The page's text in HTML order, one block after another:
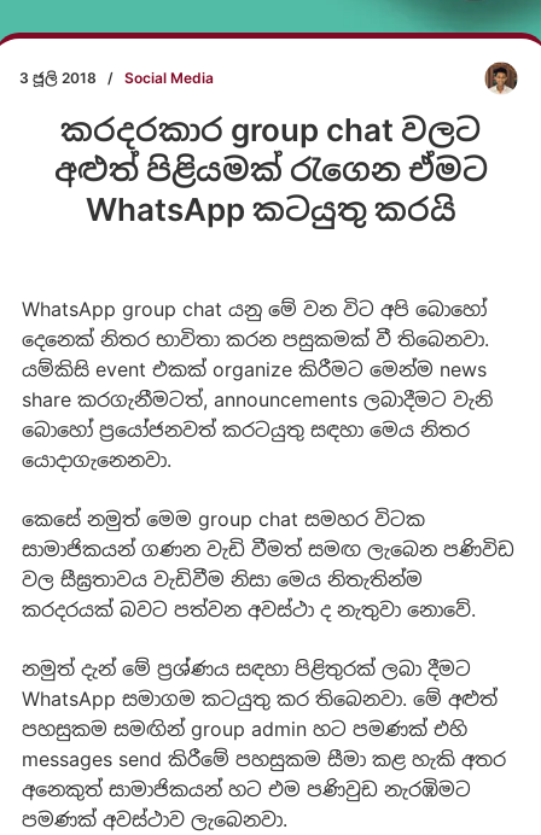
3 ජූලි 2018 / Social Media
කරදරකාර group chat වලට
අළුත් පිළියමක් රැගෙන ඒමට
WhatsApp කටයුතු කරයි
WhatsApp group chat යනු මේ වන විට අපි බොහෝ
දෙනෙක් නිතර භාවිතා කරන පසුකමක් වී තිබෙනවා.
යම්කිසි event එකක් organize කිරීමට මෙන්ම news
share කරගැනීමටත්, announcements ලබාදීමට වැනි
බොහෝ ප්‍රයෝජනවත් කරටයුතු සඳහා මෙය නිතර
යොදාගැනෙනවා.
කෙසේ නමුත් මෙම group chat සමහර විටක
සාමාජිකයන් ගණන වැඩි වීමත් සමඟ ලැබෙන පණිවිඩ
වල සීඝ්‍රතාවය වැඩිවීම නිසා මෙය නිතැතින්ම
කරදරයක් බවට පත්වන අවස්ථා ද නැතුවා නොවේ.
නමුත් දැන් මේ ප්‍රශ්ණය සඳහා පිළිතුරක් ලබා දීමට
WhatsApp සමාගම කටයුතු කර තිබෙනවා. මේ අළුත්
පහසුකම සමඟින් group admin හට පමණක් එහි
messages send කිරීමේ පහසුකම සීමා කළ හැකි අතර
අනෙකුත් සාමාජිකයන් හට එම පණිවුඩ නැරඹිමට
පමණක් අවස්ථාව ලැබෙනවා.